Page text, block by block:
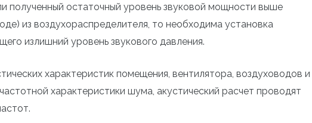
полученный остаточный уровень звуковой мощности выше
из воздухораспределителя, то необходима установка
излишний уровень звукового давления.
характеристик помещения, вентилятора, воздуховодов и
характеристики шума, акустический расчет проводят